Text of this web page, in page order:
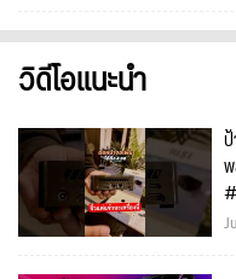
วิดีโอแนะนำ